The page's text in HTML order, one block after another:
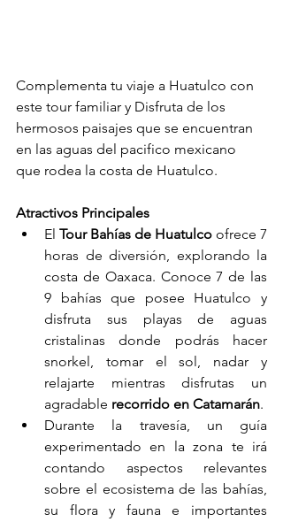
VIAJES 2027
Complementa tu viaje a Huatulco con
este tour familiar y Disfruta de los
hermosos paisajes que se encuentran
en las aguas del pacifico mexicano
que rodea la costa de Huatulco.
Atractivos Principales
El Tour Bahías de Huatulco ofrece 7
horas de diversión, explorando la
costa de Oaxaca. Conoce 7 de las
9 bahías que posee Huatulco y
disfruta sus playas de aguas
cristalinas donde podrás hacer
snorkel, tomar el sol, nadar y
relajarte mientras disfrutas un
agradable recorrido en Catamarán.
Durante la travesía, un guía
experimentado en la zona te irá
contando aspectos relevantes
sobre el ecosistema de las bahías,
su flora y fauna e importantes